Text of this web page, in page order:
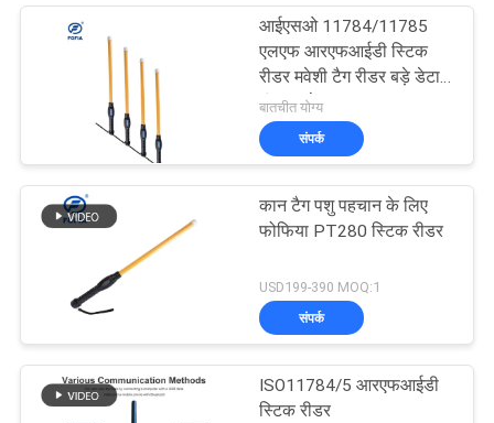
आईएसओ 11784/11785
एलएफ आरएफआईडी स्टिक
रीडर मवेशी टैग रीडर बड़े डेटा
भंडारण के साथ
बातचीत योग्य
संपर्क
कान टैग पशु पहचान के लिए
फोफिया PT280 स्टिक रीडर
USD199-390 MOQ:1
संपर्क
ISO11784/5 आरएफआईडी
स्टिक रीडर